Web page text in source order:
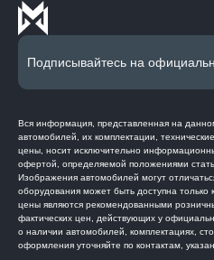
Подписывайтесь на
Вся информация, представленная на
автомобилей, их комплектации,
цены, носит исключительно
офертой, определяемой положениями
Изображения автомобилей могут
оборудования может быть доступна только
цены являются рекомендованными
фактических цен, действующих у
о наличии автомобилей, комплектациях,
оформления уточняйте по контактам,